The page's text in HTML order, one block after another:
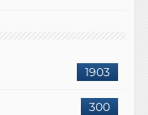
1903
300